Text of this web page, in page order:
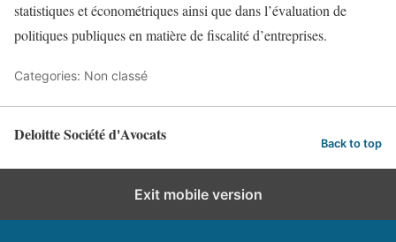
statistiques et économétriques ainsi que dans l’évaluation de
politiques publiques en matière de fiscalité d’entreprises.
Categories: Non classé
Deloitte Société d'Avocats Back to top
Exit mobile version